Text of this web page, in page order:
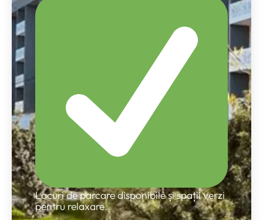
Locuri de parcare disponibile și spații verzi
pentru relaxare.